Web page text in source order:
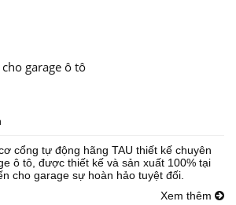
garage ô tô
cổng tự động hãng TAU thiết kế chuyên
ô tô, được thiết kế và sản xuất 100% tại
cho garage sự hoàn hảo tuyệt đối.
Xem thêm